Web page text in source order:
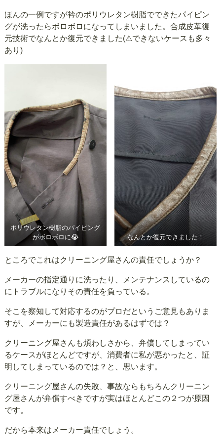
ほんの一例ですが衿のポリウレタン樹脂でできたパイピン
グが洗ったらボロボロになってしまいました。合成皮革復
元技術でなんとか復元できました(⚠できないケースも多々
あり)
ポリウレタン樹脂のパイピング
がボロボロに😭
なんとか復元できました！
ところでこれはクリーニング屋さんの責任でしょうか？
メーカーの指定通りに洗ったり、メンテナンスしているの
にトラブルになりその責任を負っている。
そこを察知して対応するのがプロだというご意見もありま
すが、メーカーにも製造責任があるはずでは？
クリーニング屋さんも煩わしさから、弁償してしまってい
るケースがほとんどですが、消費者に私が悪かったと、証
明してしまっているのでは？と、思います。
クリーニング屋さんの失敗、事故ならもちろんクリーニン
グ屋さんが弁償すべきですが実はほとんどこの２つが原因
です。
だから本来はメーカー責任でしょう。